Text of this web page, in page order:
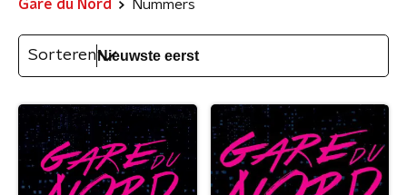
Gare du Nord Nummers
Sorteren